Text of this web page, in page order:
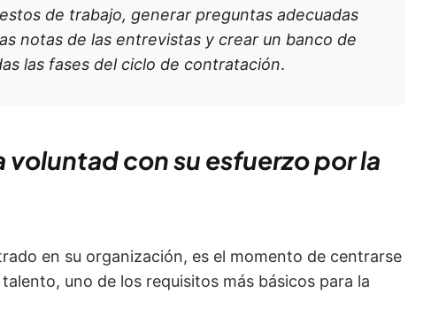
de trabajo, generar preguntas adecuadas
notas de las entrevistas y crear un banco de
las fases del ciclo de contratación.
voluntad con su esfuerzo por la
en su organización, es el momento de centrarse
uno de los requisitos más básicos para la